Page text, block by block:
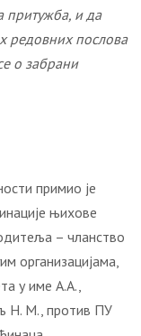
притужба, и да
редовних послова
о забрани
примио је
њихове
– чланство
организацијама,
у име А.А.,
Н. М., против ПУ